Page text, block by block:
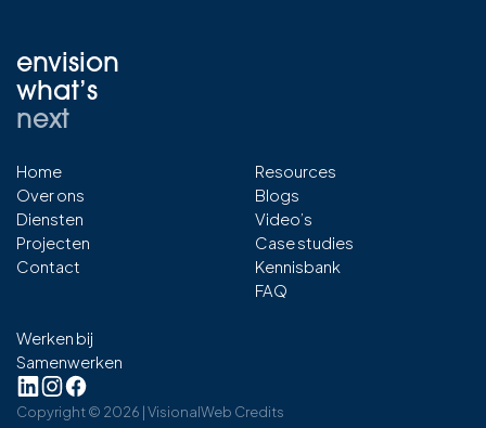
envision
what’s
next
Home
Over ons
Diensten
Projecten
Contact
Resources
Blogs
Video’s
Case studies
Kennisbank
FAQ
Werken bij
Samenwerken
Copyright © 2026 | VisionalWeb Credits